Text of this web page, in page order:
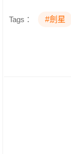
Tags： #劍星